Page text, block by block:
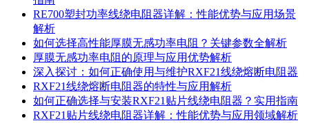
RE700塑封功率线绕电阻器详解：性能优势与应用场景
解析
如何选择高性能厚膜无感功率电阻？关键参数全解析
厚膜无感功率电阻的原理与应用优势解析
深入探讨：如何正确使用与维护RXF21线绕熔断电阻器
RXF21线绕熔断电阻器的特性与应用解析
如何正确选择与安装RXF21贴片线绕电阻器？实用指南
RXF21贴片线绕电阻器详解：性能优势与应用领域解析